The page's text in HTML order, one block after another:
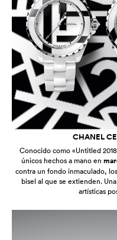
CHANEL
Conocido como «Untitled
únicos hechos a mano en
contra un fondo inmaculado,
bisel al que se extienden.
artísticas